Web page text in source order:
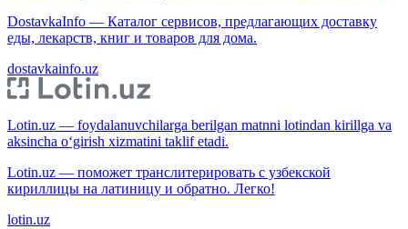
DostavkaInfo — Каталог сервисов, предлагающих доставку
еды, лекарств, книг и товаров для дома.
dostavkainfo.uz
Lotin.uz — foydalanuvchilarga berilgan matnni lotindan kirillga va
aksincha o‘girish xizmatini taklif etadi.
Lotin.uz — поможет транслитерировать с узбекской
кириллицы на латиницу и обратно. Легко!
lotin.uz